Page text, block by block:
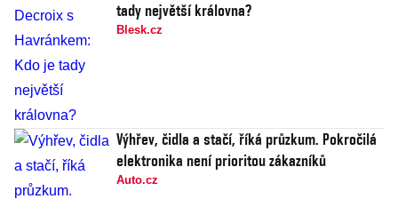
tady největší královna?
Blesk.cz
Výhřev, čidla a stačí, říká průzkum. Pokročilá
elektronika není prioritou zákazníků
Auto.cz